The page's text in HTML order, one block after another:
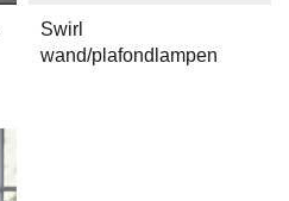
Swirl
wand/plafondlampen